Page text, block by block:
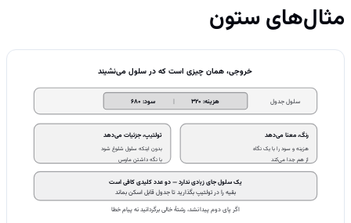
مثال‌های ستون
خروجی، همان چیزی است که در سلول می‌نشیند
سلول جدول هزینه: 320 | سود: 680
رنگ، معنا می‌دهد
هزینه و سود را با یک نگاه
از هم جدا می‌کند
تولتیپ، جزئیات می‌دهد
بدون اینکه سلول شلوغ شود
با نگه داشتن ماوس
یک سلول جای زیادی ندارد — دو عدد کلیدی کافی است
بقیه را در تولتیپ بگذارید تا جدول قابل اسکن بماند
اگر پای دوم پیدا نشد، رشتهٔ خالی برگردانید نه پیام خطا